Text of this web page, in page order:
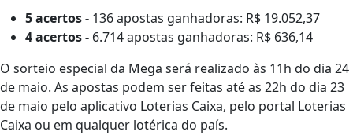
5 acertos - 136 apostas ganhadoras: R$ 19.052,37
4 acertos - 6.714 apostas ganhadoras: R$ 636,14
O sorteio especial da Mega será realizado às 11h do dia 24
de maio. As apostas podem ser feitas até as 22h do dia 23
de maio pelo aplicativo Loterias Caixa, pelo portal Loterias
Caixa ou em qualquer lotérica do país.